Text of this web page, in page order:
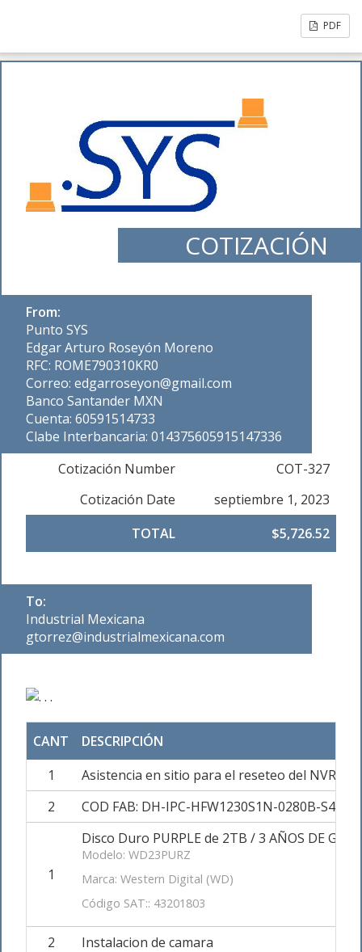
PDF
COTIZACIÓN
From:
Punto SYS
Edgar Arturo Roseyón Moreno
RFC: ROME790310KR0
Correo: edgarroseyon@gmail.com
Banco Santander MXN
Cuenta: 60591514733
Clabe Interbancaria: 014375605915147336
Cotización Number
COT-327
Cotización Date
septiembre 1, 2023
TOTAL
$5,726.52
To:
Industrial Mexicana
gtorrez@industrialmexicana.com
CANT
DESCRIPCIÓN
1
Asistencia en sitio para el reseteo del NVR
2
COD FAB: DH-IPC-HFW1230S1N-0280B-S4
1
Disco Duro PURPLE de 2TB / 3 AÑOS DE
Modelo: WD23PURZ
Marca: Western Digital (WD)
Código SAT:: 43201803
2 Instalacion de camara